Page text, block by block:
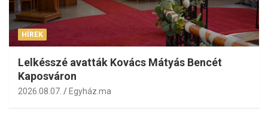
HÍREK
Lelkésszé avatták Kovács Mátyás Bencét
Kaposváron
2026.08.07. Egyház.ma